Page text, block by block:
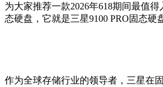
为大家推荐一款2026年618期间最值得
态硬盘，它就是三星9100 PRO固态硬
作为全球存储行业的领导者，三星在